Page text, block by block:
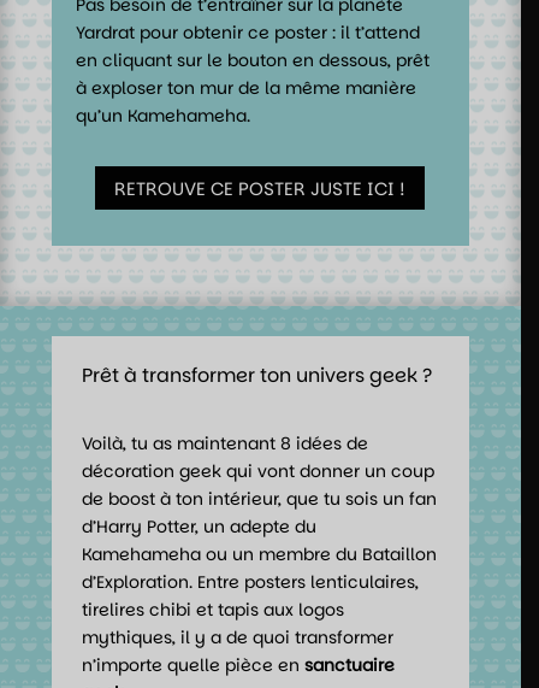
Pas besoin de t’entraîner sur la planète
Yardrat pour obtenir ce poster : il t’attend
en cliquant sur le bouton en dessous, prêt
à exploser ton mur de la même manière
qu’un Kamehameha.
RETROUVE CE POSTER JUSTE ICI !
Prêt à transformer ton univers geek ?
Voilà, tu as maintenant 8 idées de
décoration geek qui vont donner un coup
de boost à ton intérieur, que tu sois un fan
d’Harry Potter, un adepte du
Kamehameha ou un membre du Bataillon
d’Exploration. Entre posters lenticulaires,
tirelires chibi et tapis aux logos
mythiques, il y a de quoi transformer
n’importe quelle pièce ensanctuaire